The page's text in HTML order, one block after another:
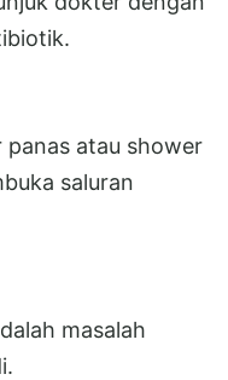
panas atau shower
saluran
masalah